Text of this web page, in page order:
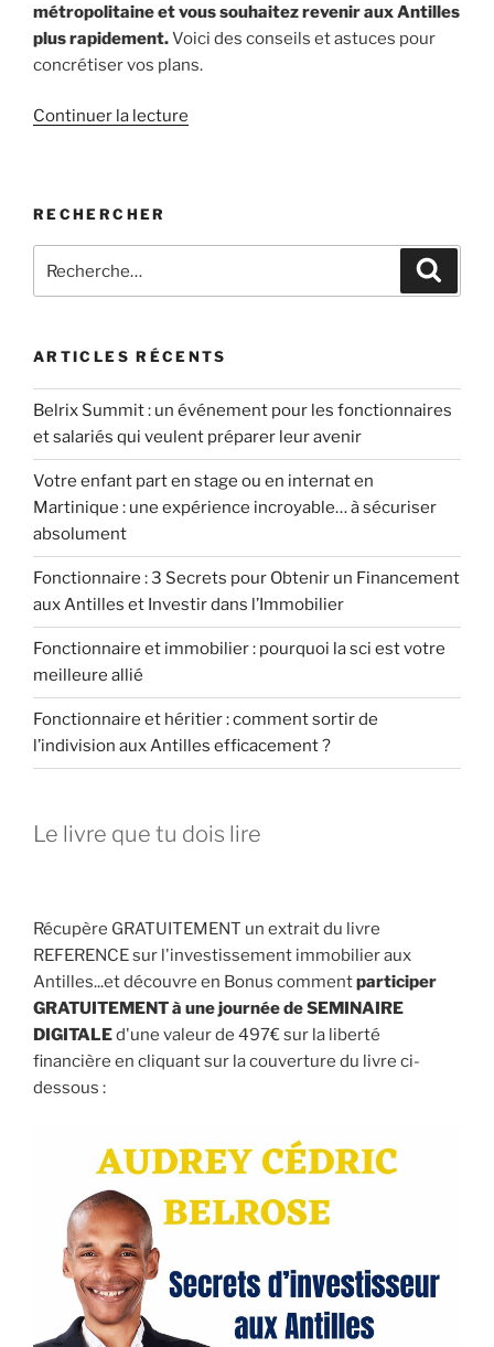
métropolitaine et vous souhaitez revenir aux Antilles
plus rapidement.Voici des conseils et astuces pour
concrétiser vos plans.
Continuer la lecture
:
idées
revenir
Antilles
plus
rapidement »
RECHERCHER
pour
ARTICLES RÉCENTS
Belrix Summit : un événement pour les fonctionnaires
et salariés qui veulent préparer leur avenir
Votre enfant part en stage ou en internat en
Martinique : une expérience incroyable… à sécuriser
absolument
Fonctionnaire : 3 Secrets pour Obtenir un Financement
aux Antilles et Investir dans l’Immobilier
Fonctionnaire et immobilier : pourquoi la sci est votre
meilleure allié
Fonctionnaire et héritier : comment sortir de
l’indivision aux Antilles efficacement ?
Le livre que tu dois lire
Récupère GRATUITEMENT un extrait du livre
REFERENCE sur l'investissement immobilier aux
Antilles...et découvre en Bonus commentparticiper
GRATUITEMENT à une journée de SEMINAIRE
DIGITALEd'une valeur de 497€ sur la liberté
financière en cliquant sur la couverture du livre ci-
dessous :